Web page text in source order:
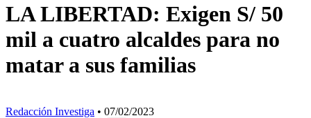
LA LIBERTAD: Exigen S/ 50
mil a cuatro alcaldes para no
matar a sus familias
Redacción Investiga • 07/02/2023